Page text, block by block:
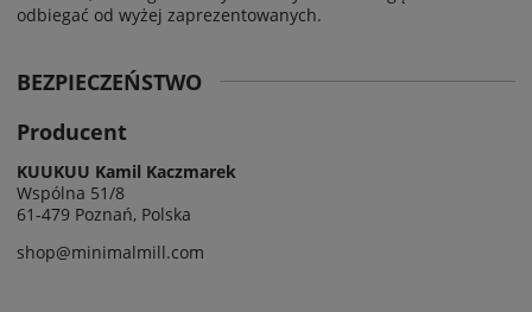
odbiegać od wyżej zaprezentowanych.
BEZPIECZEŃSTWO
Producent
KUUKUU Kamil Kaczmarek
Wspólna 51/8
61-479 Poznań, Polska
shop@minimalmill.com